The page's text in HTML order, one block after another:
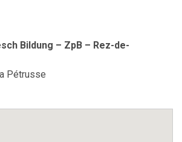
Bildung – ZpB – Rez-de-
Pétrusse